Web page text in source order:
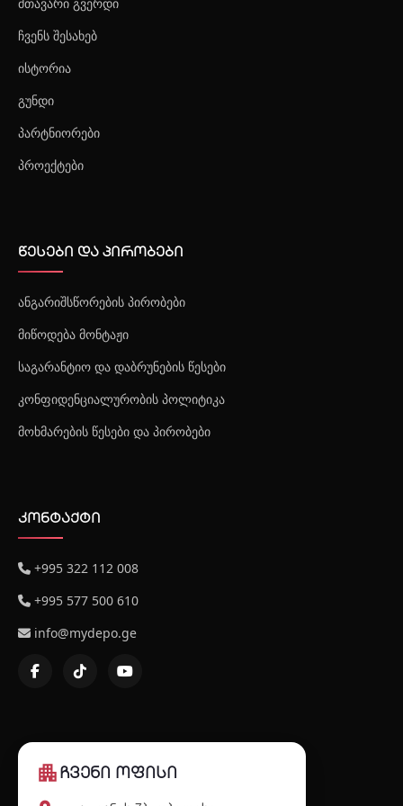
ჩვენს შესახებ
ისტორია
გუნდი
პარტნიორები
პროექტები
წესები და პირობები
ანგარიშსწორების პირობები
მიწოდება მონტაჟი
საგარანტიო და დაბრუნების წესები
კონფიდენციალურობის პოლიტიკა
მოხმარების წესები და პირობები
კონტაქტი
+995 322 112 008
+995 577 500 610
info@mydepo.ge
apartmentჩვენი ოფისი